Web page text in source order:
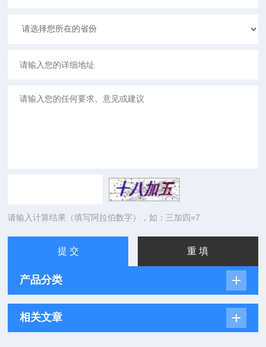
请输入计算结果（填写阿拉伯数字），如：三加四=7
产品分类
相关文章